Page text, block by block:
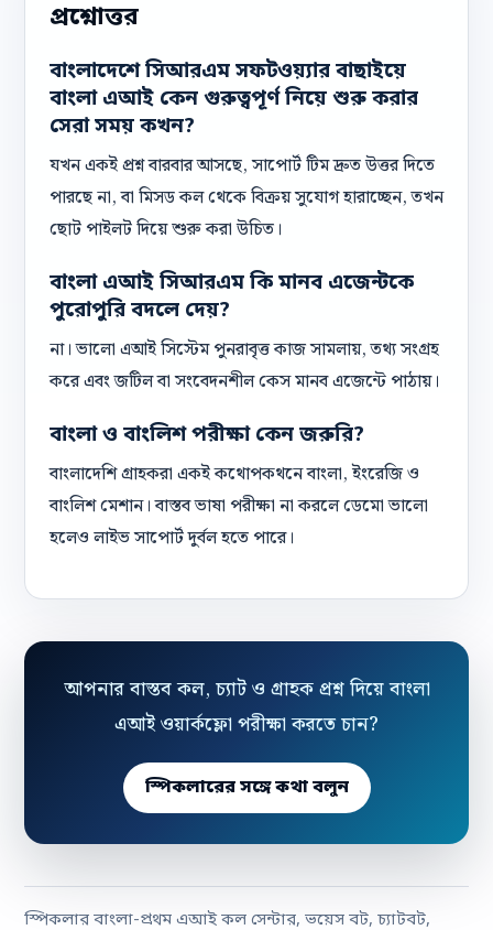
প্রশ্নোত্তর
বাংলাদেশে সিআরএম সফটওয়্যার বাছাইয়ে
বাংলা এআই কেন গুরুত্বপূর্ণ নিয়ে শুরু করার
সেরা সময় কখন?
যখন একই প্রশ্ন বারবার আসছে, সাপোর্ট টিম দ্রুত উত্তর দিতে
পারছে না, বা মিসড কল থেকে বিক্রয় সুযোগ হারাচ্ছেন, তখন
ছোট পাইলট দিয়ে শুরু করা উচিত।
বাংলা এআই সিআরএম কি মানব এজেন্টকে
পুরোপুরি বদলে দেয়?
না। ভালো এআই সিস্টেম পুনরাবৃত্ত কাজ সামলায়, তথ্য সংগ্রহ
করে এবং জটিল বা সংবেদনশীল কেস মানব এজেন্টে পাঠায়।
বাংলা ও বাংলিশ পরীক্ষা কেন জরুরি?
বাংলাদেশি গ্রাহকরা একই কথোপকথনে বাংলা, ইংরেজি ও
বাংলিশ মেশান। বাস্তব ভাষা পরীক্ষা না করলে ডেমো ভালো
হলেও লাইভ সাপোর্ট দুর্বল হতে পারে।
আপনার বাস্তব কল, চ্যাট ও গ্রাহক প্রশ্ন দিয়ে বাংলা
এআই ওয়ার্কফ্লো পরীক্ষা করতে চান?
স্পিকলারের সঙ্গে কথা বলুন
স্পিকলার বাংলা-প্রথম এআই কল সেন্টার, ভয়েস বট, চ্যাটবট,